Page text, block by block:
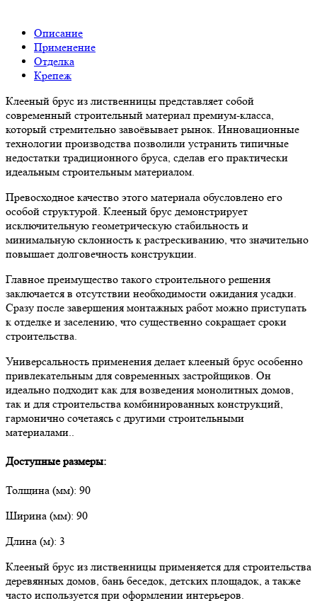
Описание
Применение
Отделка
Крепеж
Клееный брус из лиственницы представляет собой
современный строительный материал премиум-класса,
который стремительно завоёвывает рынок. Инновационные
технологии производства позволили устранить типичные
недостатки традиционного бруса, сделав его практически
идеальным строительным материалом.
Превосходное качество этого материала обусловлено его
особой структурой. Клееный брус демонстрирует
исключительную геометрическую стабильность и
минимальную склонность к растрескиванию, что значительно
повышает долговечность конструкции.
Главное преимущество такого строительного решения
заключается в отсутствии необходимости ожидания усадки.
Сразу после завершения монтажных работ можно приступать
к отделке и заселению, что существенно сокращает сроки
строительства.
Универсальность применения делает клееный брус особенно
привлекательным для современных застройщиков. Он
идеально подходит как для возведения монолитных домов,
так и для строительства комбинированных конструкций,
гармонично сочетаясь с другими строительными
материалами..
Доступные размеры:
Толщина (мм): 90
Ширина (мм): 90
Длина (м): 3
Клееный брус из лиственницы применяется для строительства
деревянных домов, бань беседок, детских площадок, а также
часто используется при оформлении интерьеров.